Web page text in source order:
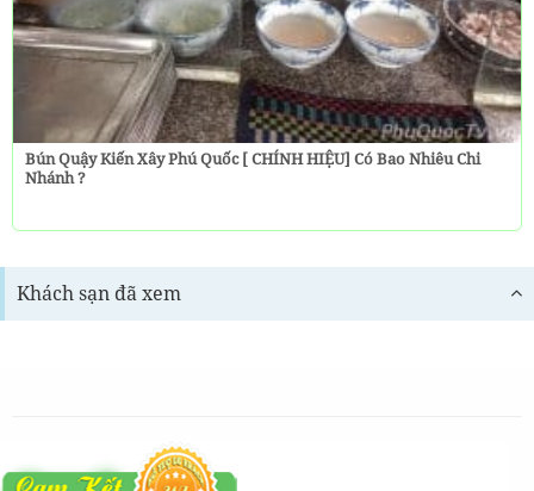
Bún Quậy Kiến Xây Phú Quốc [ CHÍNH HIỆU] Có Bao Nhiêu Chi
Nhánh ?
Khách sạn đã xem